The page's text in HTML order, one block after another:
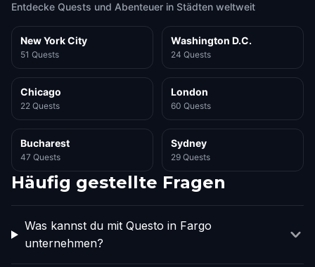
Entdecke Quests und Abenteuer in Städten weltweit
New York City
51 Quests
Washington D.C.
24 Quests
Chicago
22 Quests
London
60 Quests
Bucharest
47 Quests
Sydney
29 Quests
Häufig gestellte Fragen
Was kannst du mit Questo in Fargo
unternehmen?